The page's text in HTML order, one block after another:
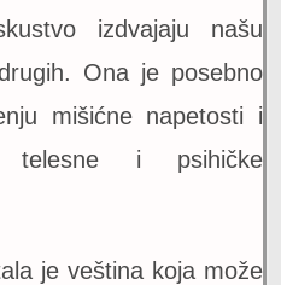
izdvajaju našu
Ona je posebno
mišićne napetosti i
telesne i psihičke
je veština koja može